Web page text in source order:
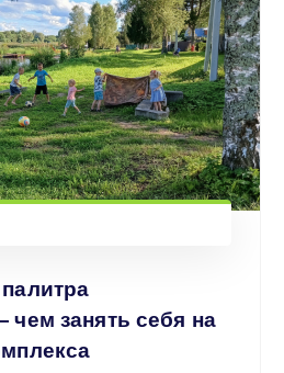
чем занять себя на